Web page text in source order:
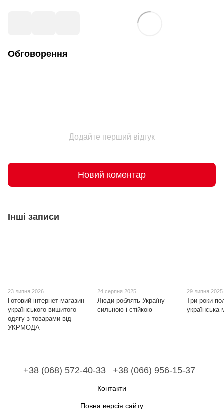
Обговорення
Додайте перший відгук
Новий коментар
Інші записи
23 липня 2026
Готовий інтернет-магазин
українського вишитого
одягу з товарами від
УКРМОДА
24 серпня 2025
Люди роблять Україну
сильною і стійкою
29 липня 2025
Три роки
українська
+38 (068) 572-40-33 +38 (066) 956-15-37
Контакти
Повна версія сайту